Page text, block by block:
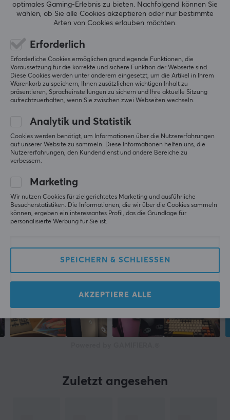
15000 h
A+
EIGENSCHAFTEN
Version
Für den außenbereich
Nej
Farbe
WEITERE INFORMATIONEN
Lampen in Verpackung
0.0
5
0%
4
GEBE EINE BEWERTUNG AB
Mehr aus unserer
Community
Zuletzt angesehen
optimales Gaming-Erlebnis zu bieten. Nachfolgend können Sie
wählen, ob Sie alle Cookies akzeptieren oder nur bestimmte
Arten von Cookies erlauben möchten.
Erforderlich
Erforderliche Cookies ermöglichen grundlegende Funktionen, die
Voraussetzung für die korrekte und sichere Funktion der Webseite sind.
Diese Cookies werden unter anderem eingesetzt, um die Artikel in Ihrem
Warenkorb zu speichern, Ihnen zusätzlichen wichtigen Inhalt zu
präsentieren, Spracheinstellungen zu sichern und Ihre aktuelle Sitzung
aufrechtzuerhalten, wenn Sie zwischen zwei Webseiten wechseln.
Analytik und Statistik
Cookies werden benötigt, um Informationen über die Nutzererfahrungen
auf unserer Website zu sammeln. Diese Informationen helfen uns, die
Nutzererfahrungen, den Kundendienst und andere Bereiche zu
verbessern.
Marketing
Wir nutzen Cookies für zielgerichtetes Marketing und ausführliche
Besucherstatistiken. Die Informationen, die wir über die Cookies sammeln
können, ergeben ein interessantes Profil, das die Grundlage für
personalisierte Werbung für Sie ist.
SPEICHERN & SCHLIESSEN
AKZEPTIERE ALLE